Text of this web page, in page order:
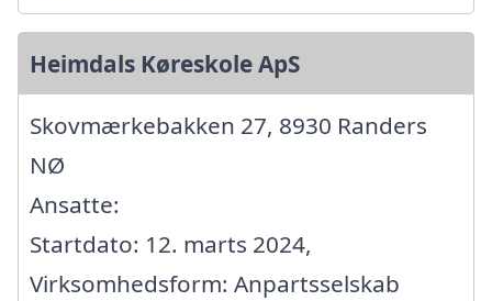
Heimdals Køreskole ApS
Skovmærkebakken 27, 8930 Randers
NØ
Ansatte:
Startdato: 12. marts 2024,
Virksomhedsform: Anpartsselskab